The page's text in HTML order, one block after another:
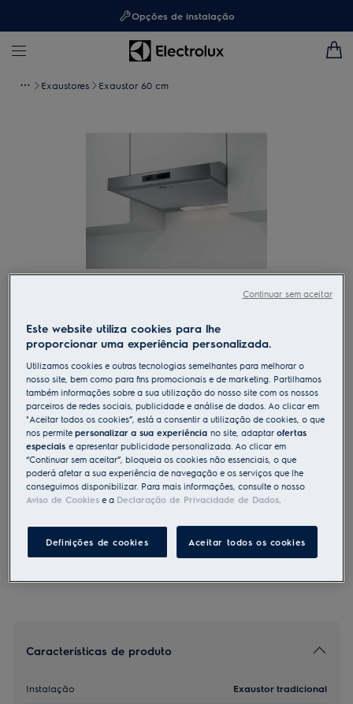
Opções de instalação
Exaustores Exaustor 60 cm
EFU216S
Exaustor tradicional Série 300
LEDLights de 60 cm
Ficha de informação do produto
Benefícios
Um exaustor fiável que elimina eficazmente os odores da cozinha.
ExtractionTech Standard possui um motor potente e fiável.
Filtro de gordura fiável lavável na máquina de lavar loiça.
Características de produto
Instalação Exaustor tradicional
Este website utiliza cookies para lhe
proporcionar uma experiência personalizada.
Utilizamos cookies e outras tecnologias semelhantes para melhorar o
nosso site, bem como para fins promocionais e de marketing. Partilhamos
também informações sobre a sua utilização do nosso site com os nossos
parceiros de redes sociais, publicidade e análise de dados. Ao clicar em
"Aceitar todos os cookies”, está a consentir a utilização de cookies, o que
nos permitepersonalizar a sua experiênciano site, adaptarofertas
especiaise apresentar publicidade personalizada. Ao clicar em
“Continuar sem aceitar”, bloqueia os cookies não essenciais, o que
poderá afetar a sua experiência de navegação e os serviços que lhe
conseguimos disponibilizar. Para mais informações, consulte o nosso
Aviso de Cookies e a Declaração de Privacidade de Dados
Definições de cookies Aceitar todos os cookies
Continuar sem aceitar